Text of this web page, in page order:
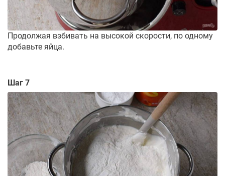
Продолжая взбивать на высокой скорости, по одному
добавьте яйца.
Шаг 7